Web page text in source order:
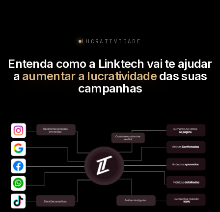
LUCRATIVIDADE
Entenda como a Linktech vai te ajudar
a aumentar a lucratividadedas suas
campanhas